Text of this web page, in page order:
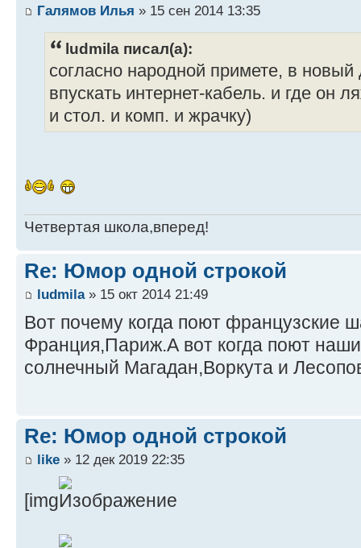
Галямов Илья » 15 сен 2014 13:35
ludmila писал(а):
cогласно народной примете, в
впускать интернет-кабель. и где он
и стол. и комп. и жрачку)
Четвертая школа,вперед!
Re: Юмор одной строкой
ludmila» 15 окт 2014 21:49
Вот почему когда поют французские
Франция,Париж.А вот когда поют
солнечный Магадан,Воркута и
Re: Юмор одной строкой
like » 12 дек 2019 22:35
[img